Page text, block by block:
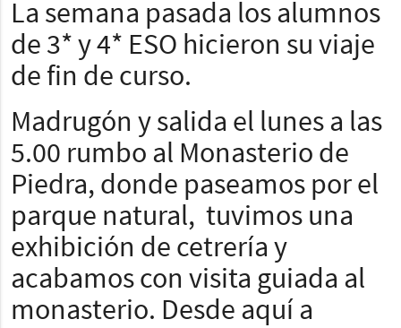
La semana pasada los alumnos
de 3* y 4* ESO hicieron su viaje
de fin de curso.
Madrugón y salida el lunes a las
5.00 rumbo al Monasterio de
Piedra, donde paseamos por el
parque natural, tuvimos una
exhibición de cetrería y
acabamos con visita guiada al
monasterio. Desde aquí a